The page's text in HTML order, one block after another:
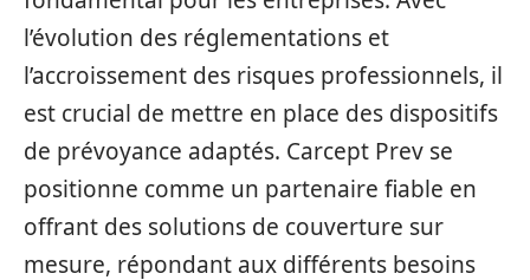
l’évolution des réglementations et
l’accroissement des risques professionnels, il
est crucial de mettre en place des dispositifs
de prévoyance adaptés. Carcept Prev se
positionne comme un partenaire fiable en
offrant des solutions de couverture sur
mesure, répondant aux différents besoins